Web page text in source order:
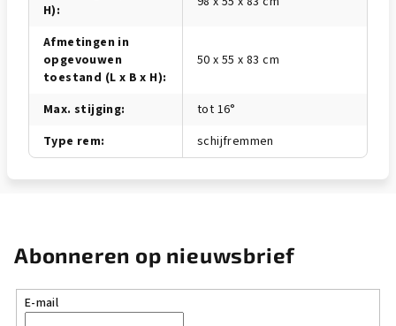
H):
Afmetingen in
opgevouwen
toestand (L x B x H):
50 x 55 x 83 cm
Max. stijging:
tot 16°
Type rem: schijfremmen
Abonneren op nieuwsbrief
E-mail